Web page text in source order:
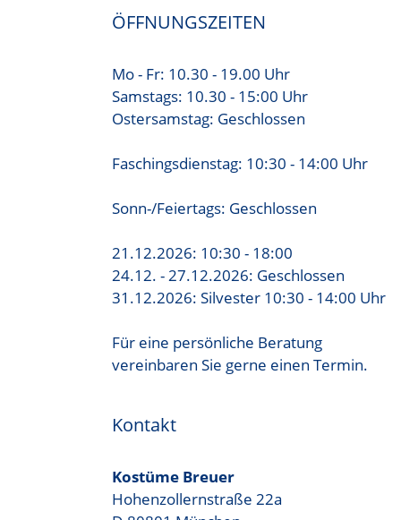
ÖFFNUNGSZEITEN
Mo - Fr: 10.30 - 19.00 Uhr
Samstags: 10.30 - 15:00 Uhr
Ostersamstag: Geschlossen
Faschingsdienstag: 10:30 - 14:00 Uhr
Sonn-/Feiertags: Geschlossen
21.12.2026: 10:30 - 18:00
24.12. - 27.12.2026: Geschlossen
31.12.2026: Silvester 10:30 - 14:00 Uhr
Für eine persönliche Beratung
vereinbaren Sie gerne einen Termin.
Kontakt
Kostüme Breuer
Hohenzollernstraße 22a